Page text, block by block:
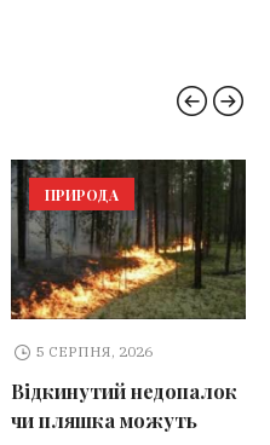
ПРИРОДА
5 СЕРПНЯ, 2026
Відкинутий недопалок
чи пляшка можуть